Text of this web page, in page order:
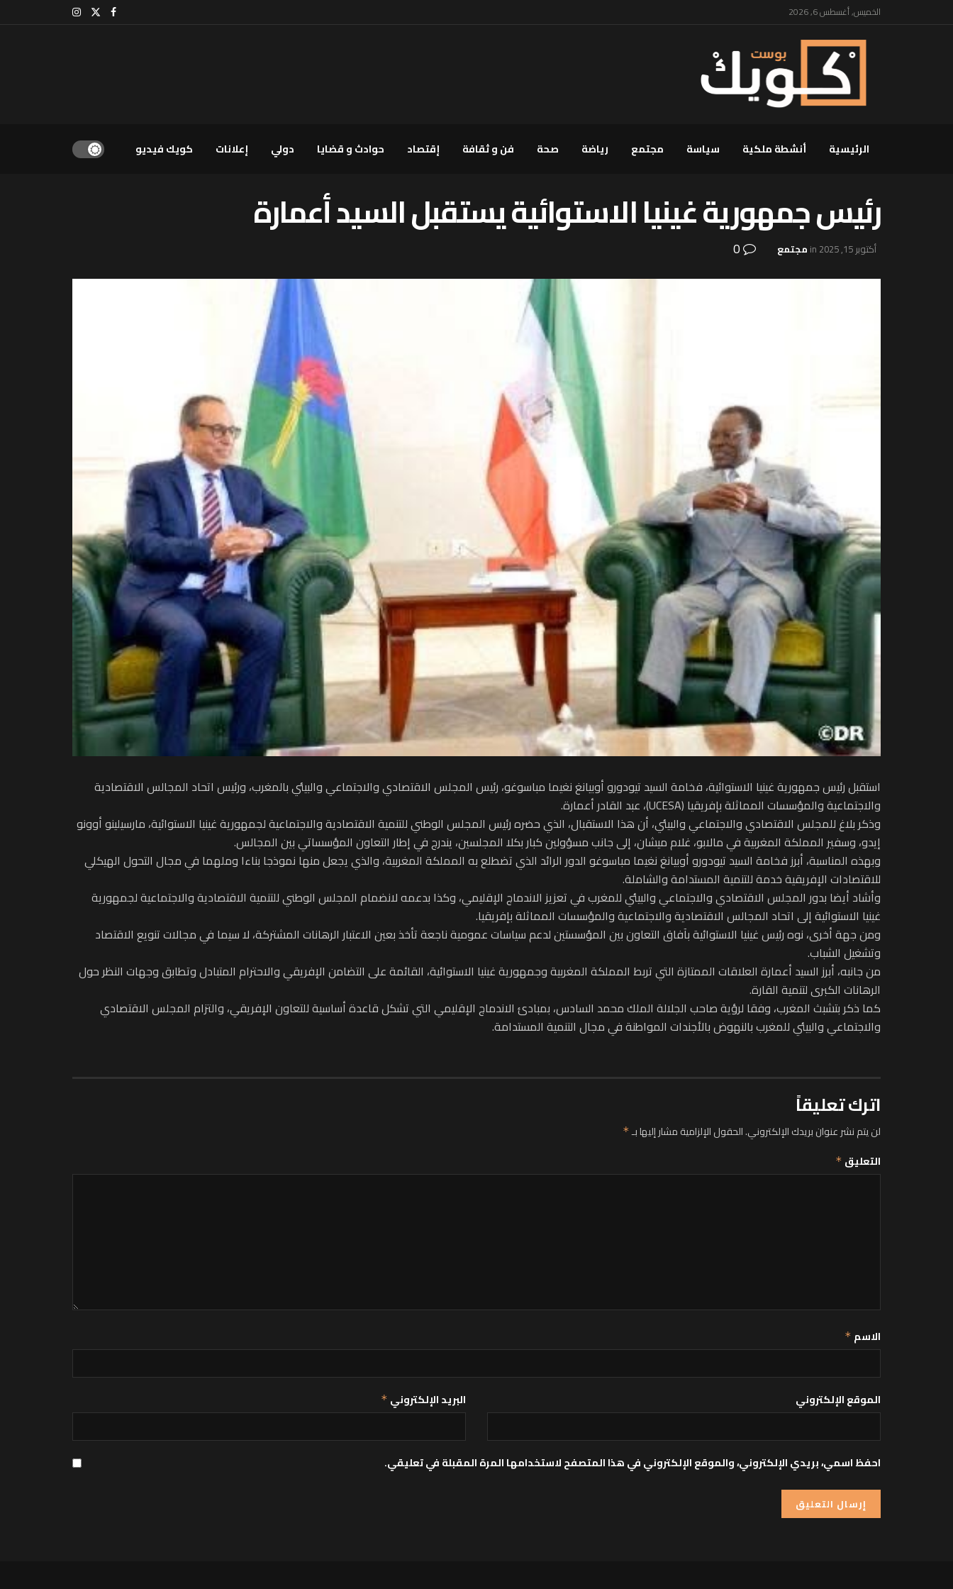
الخميس, أغسطس 6, 2026
الرئيسية أنشطة ملكية سياسة مجتمع رياضة صحة فن و ثقافة إقتصاد حوادث و قضايا دولي إعلانات كويك فيديو
رئيس جمهورية غينيا الاستوائية يستقبل السيد أعمارة
أكتوبر 15, 2025 in مجتمع
استقبل رئيس جمهورية غينيا الاستوائية، فخامة السيد تيودورو أوبيانغ نغيما مباسوغو، رئيس المجلس الاقتصادي والاجتماعي والبيئي بالمغرب، ورئيس اتحاد المجالس الاقتصادية
والاجتماعية والمؤسسات المماثلة بإفريقيا (UCESA)، عبد القادر أعمارة.
وذكر بلاغ للمجلس الاقتصادي والاجتماعي والبيئي، أن هذا الاستقبال، الذي حضره رئيس المجلس الوطني للتنمية الاقتصادية والاجتماعية لجمهورية غينيا الاستوائية، مارسيلينو أوونو
إيدو، وسفير المملكة المغربية في مالابو، غلام ميشان، إلى جانب مسؤولين كبار بكلا المجلسين، يندرج في إطار التعاون المؤسساتي بين المجالس.
وبهذه المناسبة، أبرز فخامة السيد تيودورو أوبيانغ نغيما مباسوغو الدور الرائد الذي تضطلع به المملكة المغربية، والذي يجعل منها نموذجا بناءا وملهما في مجال التحول الهيكلي
للاقتصادات الإفريقية خدمة للتنمية المستدامة والشاملة.
وأشاد أيضا بدور المجلس الاقتصادي والاجتماعي والبيئي للمغرب في تعزيز الاندماج الإقليمي، وكذا بدعمه لانضمام المجلس الوطني للتنمية الاقتصادية والاجتماعية لجمهورية
غينيا الاستوائية إلى اتحاد المجالس الاقتصادية والاجتماعية والمؤسسات المماثلة بإفريقيا.
ومن جهة أخرى، نوه رئيس غينيا الاستوائية بآفاق التعاون بين المؤسستين لدعم سياسات عمومية ناجعة تأخذ بعين الاعتبار الرهانات المشتركة، لا سيما في مجالات تنويع الاقتصاد
وتشغيل الشباب.
من جانبه، أبرز السيد أعمارة العلاقات الممتازة التي تربط المملكة المغربية وجمهورية غينيا الاستوائية، القائمة على التضامن الإفريقي والاحترام المتبادل وتطابق وجهات النظر حول
الرهانات الكبرى لتنمية القارة.
كما ذكر بتشبث المغرب، وفقا لرؤية صاحب الجلالة الملك محمد السادس، بمبادئ الاندماج الإقليمي التي تشكل قاعدة أساسية للتعاون الإفريقي، والتزام المجلس الاقتصادي
والاجتماعي والبيئي للمغرب بالنهوض بالأجندات المواطنة في مجال التنمية المستدامة.
اترك تعليقاً
لن يتم نشر عنوان بريدك الإلكتروني.الحقول الإلزامية مشار إليها بـ*
التعليق *
الاسم *
البريد الإلكتروني * الموقع الإلكتروني
احفظ اسمي، بريدي الإلكتروني، والموقع الإلكتروني في هذا المتصفح لاستخدامها المرة المقبلة في تعليقي.